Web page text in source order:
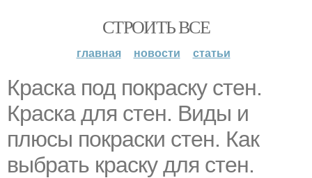
СТРОИТЬ ВСЕ
главная новости статьи
Краска под покраску стен.
Краска для стен. Виды и
плюсы покраски стен. Как
выбрать краску для стен.